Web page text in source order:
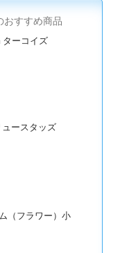
おすすめ商品
ーコイズ
ースタッズ
（フラワー）小